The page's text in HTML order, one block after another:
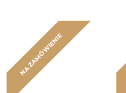
NA ZAMÓWIENIE